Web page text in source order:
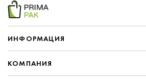
ИНФОРМАЦИЯ
КОМПАНИЯ